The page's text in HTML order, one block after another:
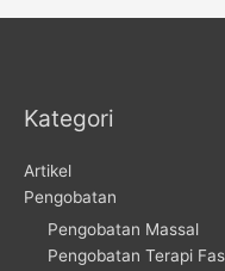
Kategori
Artikel
Pengobatan
Pengobatan Massal
Pengobatan Terapi